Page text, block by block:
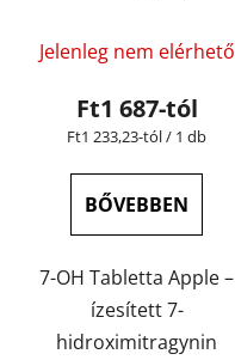
Jelenleg nem elérhető
Ft1 687-tól
Egységár:
Ft1 233,23-tól / 1 db
BŐVEBBEN
7-OH Tabletta Apple –
ízesített 7-
hidroximitragynin